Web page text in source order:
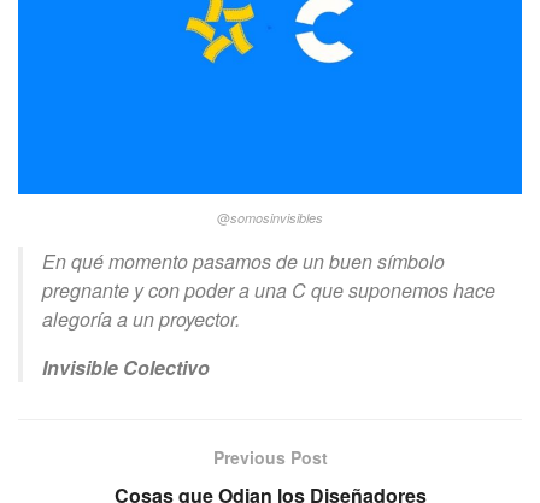
@somosinvisibles
En qué momento pasamos de un buen símbolo
pregnante y con poder a una C que suponemos hace
alegoría a un proyector.
Invisible Colectivo
Previous Post
Cosas que Odian los Diseñadores